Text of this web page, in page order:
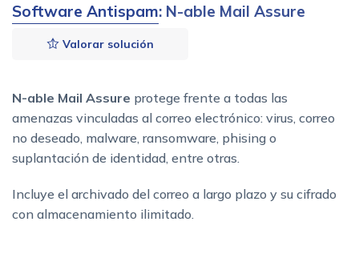
Software Antispam: N-able Mail Assure
Valorar solución
N-able Mail Assure protege frente a todas las
amenazas vinculadas al correo electrónico: virus, correo
no deseado, malware, ransomware, phising o
suplantación de identidad, entre otras.
Incluye el archivado del correo a largo plazo y su cifrado
con almacenamiento ilimitado.